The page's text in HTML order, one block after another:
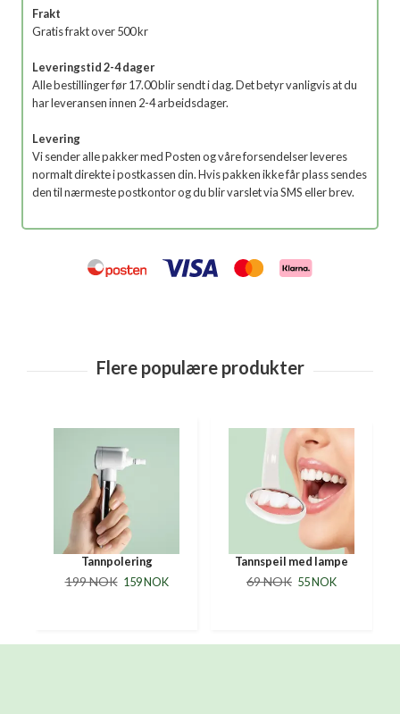
Frakt
Gratis frakt over 500 kr
Leveringstid 2-4 dager
Alle bestillinger før 17.00 blir sendt i dag. Det betyr vanligvis at du
har leveransen innen 2-4 arbeidsdager.
Levering
Vi sender alle pakker med Posten og våre forsendelser leveres
normalt direkte i postkassen din. Hvis pakken ikke får plass sendes
den til nærmeste postkontor og du blir varslet via SMS eller brev.
Tannpolering
199 NOK 159 NOK
Tannspeil med lampe
69 NOK 55 NOK